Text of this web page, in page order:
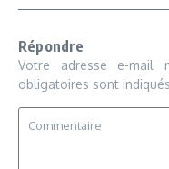
Répondre
Votre adresse e-mail
obligatoires sont